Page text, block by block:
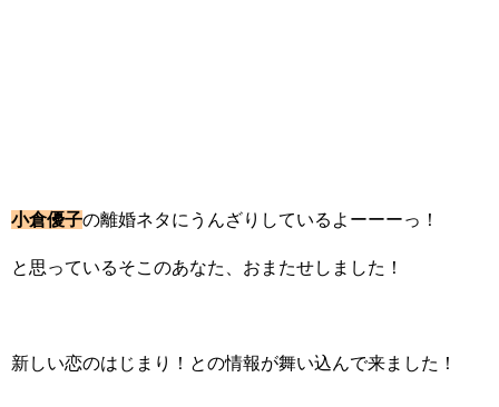
小倉優子の離婚ネタにうんざりしているよーーーっ！
と思っているそこのあなた、おまたせしました！
新しい恋のはじまり！との情報が舞い込んで来ました！